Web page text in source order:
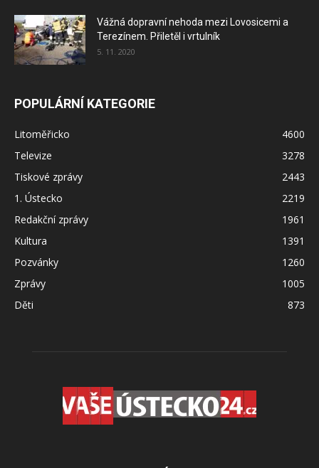
Vážná dopravní nehoda mezi Lovosicemi a
Terezínem. Přiletěl i vrtulník
5. 11. 2020
POPULÁRNÍ KATEGORIE
Litoměřicko
4600
Televize
3278
Tiskové zprávy
2443
1. Ústecko
2219
Redakční zprávy
1961
Kultura
1391
Pozvánky
1260
Zprávy
1005
Děti
873